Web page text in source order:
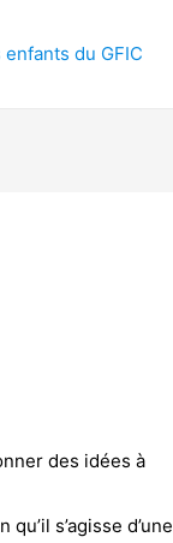
enfants du GFIC
des idées à
s’agisse d’une